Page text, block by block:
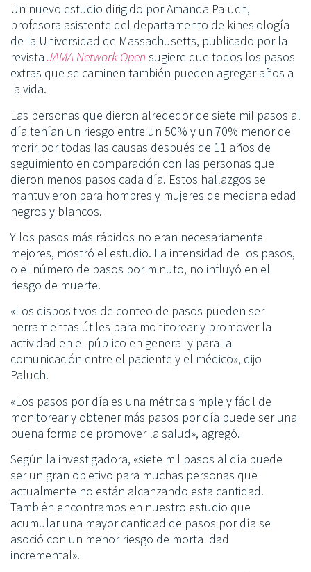
Un nuevo estudio dirigido por Amanda Paluch,
profesora asistente del departamento de kinesiología
de la Universidad de Massachusetts, publicado por la
revista JAMA Network Open sugiere que todos los pasos
extras que se caminen también pueden agregar años a
la vida.
Las personas que dieron alrededor de siete mil pasos al
día tenían un riesgo entre un 50% y un 70% menor de
morir por todas las causas después de 11 años de
seguimiento en comparación con las personas que
dieron menos pasos cada día. Estos hallazgos se
mantuvieron para hombres y mujeres de mediana edad
negros y blancos.
Y los pasos más rápidos no eran necesariamente
mejores, mostró el estudio. La intensidad de los pasos,
o el número de pasos por minuto, no influyó en el
riesgo de muerte.
«Los dispositivos de conteo de pasos pueden ser
herramientas útiles para monitorear y promover la
actividad en el público en general y para la
comunicación entre el paciente y el médico», dijo
Paluch.
«Los pasos por día es una métrica simple y fácil de
monitorear y obtener más pasos por día puede ser una
buena forma de promover la salud», agregó.
Según la investigadora, «siete mil pasos al día puede
ser un gran objetivo para muchas personas que
actualmente no están alcanzando esta cantidad.
También encontramos en nuestro estudio que
acumular una mayor cantidad de pasos por día se
asoció con un menor riesgo de mortalidad
incremental».